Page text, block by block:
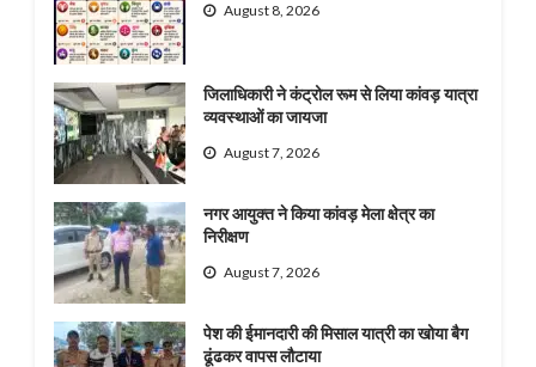
August 8, 2026
जिलाधिकारी ने कंट्रोल रूम से लिया कांवड़ यात्रा
व्यवस्थाओं का जायजा
August 7, 2026
नगर आयुक्त ने किया कांवड़ मेला क्षेत्र का
निरीक्षण
August 7, 2026
पेश की ईमानदारी की मिसाल यात्री का खोया बैग
ढूंढकर वापस लौटाया